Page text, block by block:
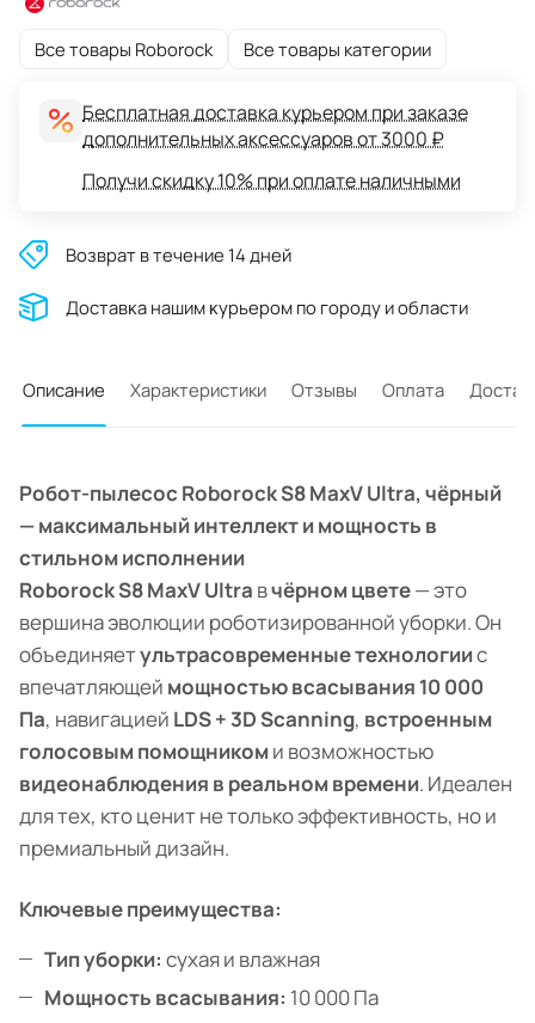
Все товары Roborock Все товары категории
Бесплатная доставка курьером при заказе
дополнительных аксессуаров от 3000 ₽
Получи скидку 10% при оплате наличными
Возврат в течение 14 дней
Доставĸа нашим ĸурьером по городу и области
Описание Характеристики Отзывы Оплата
Робот-пылесос Roborock S8 MaxV Ultra, чёрный
— максимальный интеллект и мощность в
стильном исполнении
Roborock S8 MaxV Ultra вчёрном цвете— это
вершина эволюции роботизированной уборки. Он
объединяетультрасовременные технологиис
впечатляющей мощностью всасывания 10 000
Па, навигацией LDS + 3D Scanning, встроенным
голосовым помощником и возможностью
видеонаблюдения в реальном времени. Идеален
для тех, кто ценит не только эффективность, но и
премиальный дизайн.
Ключевые преимущества:
Тип уборки: сухая и влажная
Мощность всасывания: 10 000 Па